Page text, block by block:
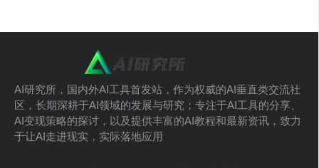
AI研究所，国内外AI工具首发站，作为权威的AI垂直类交流社
区，长期深耕于AI领域的发展与研究；专注于AI工具的分享、
AI变现策略的探讨，以及提供丰富的AI教程和最新资讯，致力
于让AI走进现实，实际落地应用